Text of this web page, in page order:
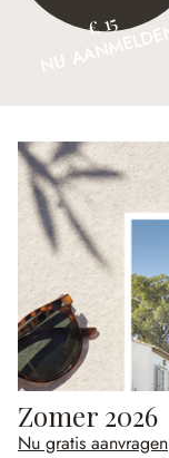
€ 15
NU AANMELDEN
Zomer 2026
Nu gratis aanvragen